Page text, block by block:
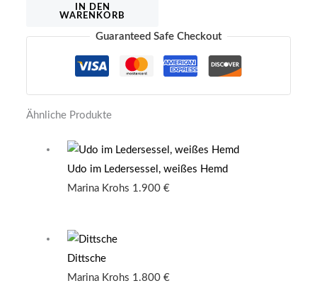
IN DEN
WARENKORB
Guaranteed Safe Checkout
Ähnliche Produkte
Udo im Ledersessel, weißes Hemd
Marina Krohs 1.900€
Dittsche
Marina Krohs 1.800€